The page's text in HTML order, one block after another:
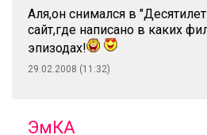
Аля,он снимался в
сайт,где написано в каких
эпизодах!
29.02.2008 (11:32)
ЭмКА